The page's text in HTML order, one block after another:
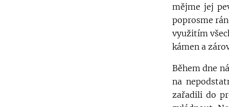
mějme jej
poprosme
využitím
kámen a
Během dne
na
zařadili do